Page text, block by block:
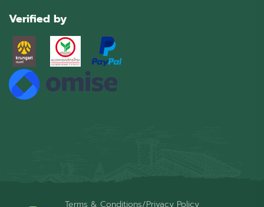
Verified by
Terms & Conditions/Privacy Policy